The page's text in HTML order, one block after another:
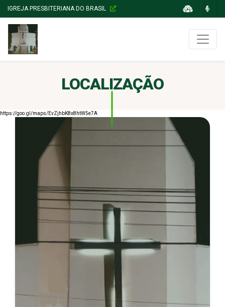
IGREJA PRESBITERIANA DO BRASIL
LOCALIZAÇÃO
https://goo.gl/maps/EvZjhbK8x8htW5e7A